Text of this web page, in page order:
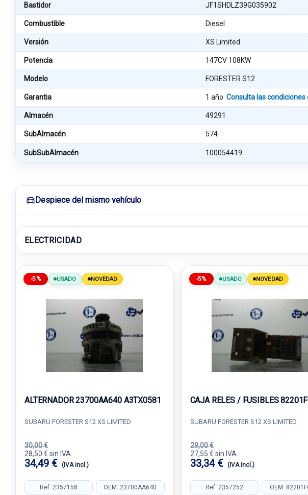
Bastidor JF1SHDLZ39G035902
Combustible Diesel
Versión XS Limited
Potencia 147CV 108KW
Modelo FORESTER S12
Garantia 1 añoConsulta las condiciones
Almacén 49291
SubAlmacén 574
SubSubAlmacén 100054419
Despiece del mismo vehículo
ELECTRICIDAD
-5% USADO NOVEDAD
ALTERNADOR 23700AA640 A3TX0581
SUBARU FORESTER S12 XS LIMITED
30,00 €
28,50 € sin IVA.
34,49 € (IVA incl.)
Ref: 2357158 OEM: 23700AA640
-5% USADO NOVEDAD
CAJA RELES / FUSIBLES
SUBARU FORESTER S12 XS LIMITED
29,00 €
27,55 € sin IVA.
33,34 € (IVA incl.)
Ref: 2357252 OEM: